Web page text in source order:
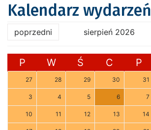
Kalendarz wydarzeń
poprzedni sierpień 2026
P W Ś C P
27 28 29 30 31
3 4 5 6 7
10 11 12 13 14